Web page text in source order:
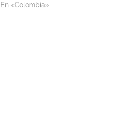
En «Colombia»